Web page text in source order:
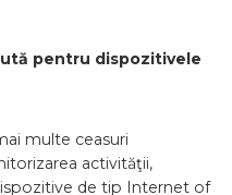
pentru dispozitivele
multe ceasuri
activităţii,
de tip Internet of